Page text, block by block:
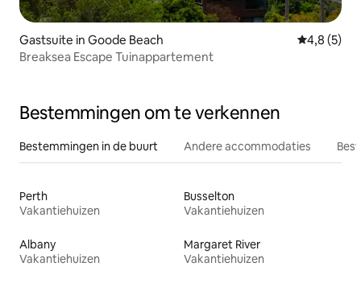
Gastsuite in Goode Beach
4,8 (5)
Breaksea Escape Tuinappartement
Bestemmingen om te verkennen
Bestemmingen in de buurt Andere accommodaties
Perth
Vakantiehuizen
Busselton
Vakantiehuizen
Albany
Vakantiehuizen
Margaret River
Vakantiehuizen